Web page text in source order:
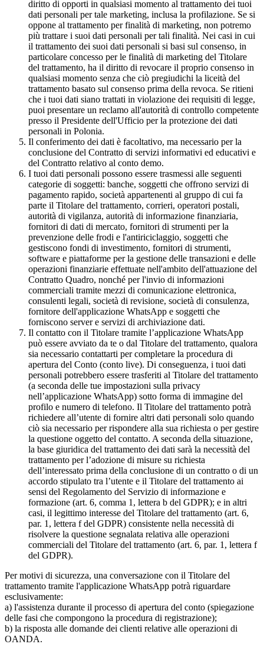
diritto di opporti in qualsiasi momento al trattamento dei tuoi
dati personali per tale marketing, inclusa la profilazione. Se si
oppone al trattamento per finalità di marketing, non potremo
più trattare i suoi dati personali per tali finalità. Nei casi in cui
il trattamento dei suoi dati personali si basi sul consenso, in
particolare concesso per le finalità di marketing del Titolare
del trattamento, ha il diritto di revocare il proprio consenso in
qualsiasi momento senza che ciò pregiudichi la liceità del
trattamento basato sul consenso prima della revoca. Se ritieni
che i tuoi dati siano trattati in violazione dei requisiti di legge,
puoi presentare un reclamo all'autorità di controllo competente
presso il Presidente dell'Ufficio per la protezione dei dati
personali in Polonia.
Il conferimento dei dati è facoltativo, ma necessario per la
conclusione del Contratto di servizi informativi ed educativi e
del Contratto relativo al conto demo.
I tuoi dati personali possono essere trasmessi alle seguenti
categorie di soggetti: banche, soggetti che offrono servizi di
pagamento rapido, società appartenenti al gruppo di cui fa
parte il Titolare del trattamento, corrieri, operatori postali,
autorità di vigilanza, autorità di informazione finanziaria,
fornitori di dati di mercato, fornitori di strumenti per la
prevenzione delle frodi e l'antiriciclaggio, soggetti che
gestiscono fondi di investimento, fornitori di strumenti,
software e piattaforme per la gestione delle transazioni e delle
operazioni finanziarie effettuate nell'ambito dell'attuazione del
Contratto Quadro, nonché per l'invio di informazioni
commerciali tramite mezzi di comunicazione elettronica,
consulenti legali, società di revisione, società di consulenza,
fornitore dell'applicazione WhatsApp e soggetti che
forniscono server e servizi di archiviazione dati.
Il contatto con il Titolare tramite l’applicazione WhatsApp
può essere avviato da te o dal Titolare del trattamento, qualora
sia necessario contattarti per completare la procedura di
apertura del Conto (conto live). Di conseguenza, i tuoi dati
personali potrebbero essere trasferiti al Titolare del trattamento
(a seconda delle tue impostazioni sulla privacy
nell’applicazione WhatsApp) sotto forma di immagine del
profilo e numero di telefono. Il Titolare del trattamento potrà
richiedere all’utente di fornire altri dati personali solo quando
ciò sia necessario per rispondere alla sua richiesta o per gestire
la questione oggetto del contatto. A seconda della situazione,
la base giuridica del trattamento dei dati sarà la necessità del
trattamento per l’adozione di misure su richiesta
dell’interessato prima della conclusione di un contratto o di un
accordo stipulato tra l’utente e il Titolare del trattamento ai
sensi del Regolamento del Servizio di informazione e
formazione (art. 6, comma 1, lettera b del GDPR); e in altri
casi, il legittimo interesse del Titolare del trattamento (art. 6,
par. 1, lettera f del GDPR) consistente nella necessità di
risolvere la questione segnalata relativa alle operazioni
commerciali del Titolare del trattamento (art. 6, par. 1, lettera f
del GDPR).
Per motivi di sicurezza, una conversazione con il Titolare del
trattamento tramite l'applicazione WhatsApp potrà riguardare
esclusivamente:
a) l'assistenza durante il processo di apertura del conto (spiegazione
delle fasi che compongono la procedura di registrazione);
b) la risposta alle domande dei clienti relative alle operazioni di
OANDA.